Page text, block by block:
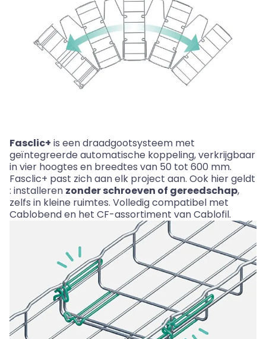
Fasclic+ is eendraadgootsysteem met
geïntegreerde automatische koppeling,verkrijgbaar
in vier hoogtes en breedtes van 50 tot 600 mm.
Fasclic+ past zichaanelk project aan. Ook hiergeldt
: installeren zonderschroeven of gereedschap,
zelfs in kleine ruimtes. Volledigcompatibel met
Cablobenden het CF-assortiment vanCablofil.